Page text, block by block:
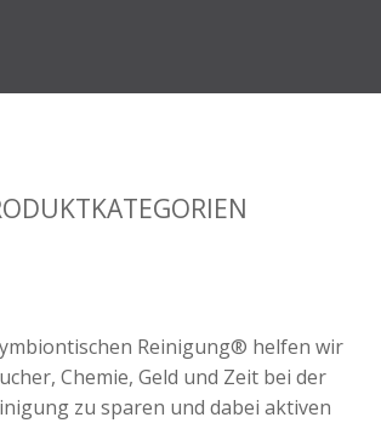
Reinigung® helfen wir
Chemie, Geld und Zeit bei der
zu sparen und dabei aktiven